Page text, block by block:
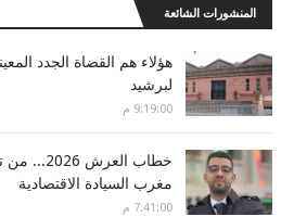
المنشورات الشائعة
هؤلاء هم القضاة الجدد
لبرشيد
9:19:00 م
خطاب
مغرب السيادة الاقتصادية
7:41:00 م